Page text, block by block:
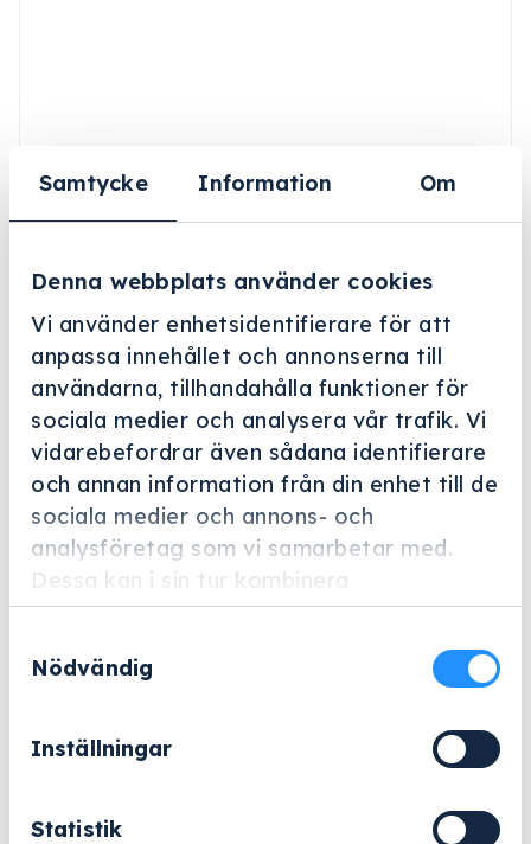
Samtycke Information Om
Denna webbplats använder cookies
Vi använder enhetsidentifierare för att
anpassa innehållet och annonserna till
användarna, tillhandahålla funktioner för
sociala medier och analysera vår trafik. Vi
vidarebefordrar även sådana identifierare
och annan information från din enhet till de
sociala medier och annons- och
analysföretag som vi samarbetar med.
Dessa kan i sin tur kombinera
informationen med annan information som
samlat in när du har använt deras tjänster.
Nödvändig
Inställningar
Statistik
Helskärm
Miele Professional
E 791
Adapter för optimal koppling Luer Lock av
hontyp/Luer Lock av hantyp.
1 467kr